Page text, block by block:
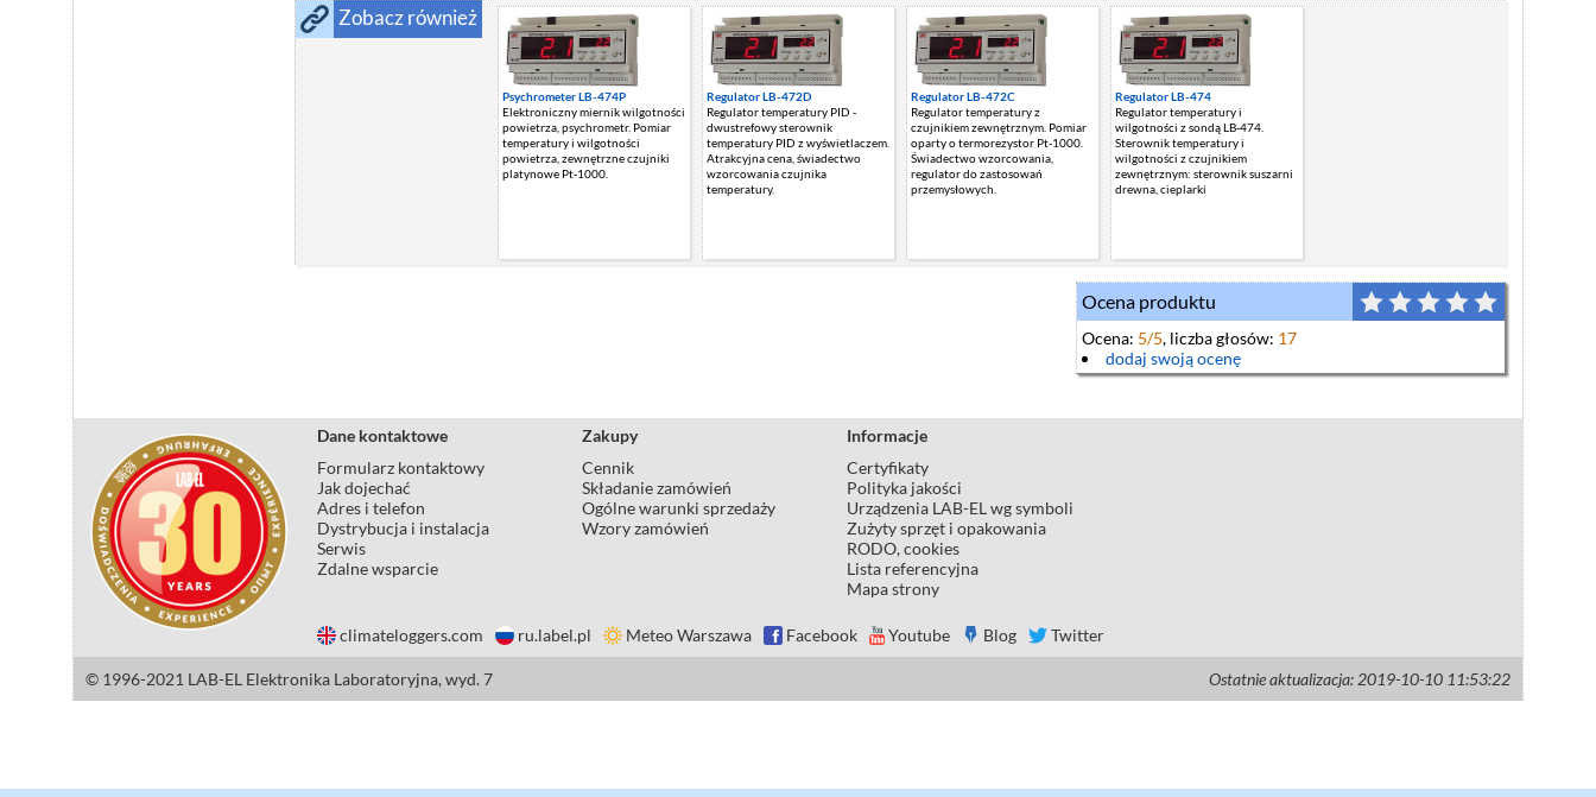
Zobacz również
Psychrometer LB-474P
Elektroniczny miernik wilgotności
powietrza, psychrometr. Pomiar
temperatury i wilgotności
powietrza, zewnętrzne czujniki
platynowe Pt-1000.
Regulator LB-472D
Regulator temperatury PID -
dwustrefowy sterownik
temperatury PID z wyświetlaczem.
Atrakcyjna cena, świadectwo
wzorcowania czujnika
temperatury.
Regulator LB-472C
Regulator temperatury z
czujnikiem zewnętrznym. Pomiar
oparty o termorezystor Pt-1000.
Świadectwo wzorcowania,
regulator do zastosowań
przemysłowych.
Regulator LB-474
Regulator temperatury i
wilgotności z sondą LB-474.
Sterownik temperatury i
wilgotności z czujnikiem
zewnętrznym: sterownik suszarni
drewna, cieplarki
Ocena produktu
Ocena: 5/5, liczba głosów: 17
dodaj swoją ocenę
Dane kontaktowe
Formularz kontaktowy
Jak dojechać
Adres i telefon
Dystrybucja i instalacja
Serwis
Zdalne wsparcie
Zakupy
Cennik
Składanie zamówień
Ogólne warunki sprzedaży
Wzory zamówień
Informacje
Certyfikaty
Polityka jakości
Urządzenia LAB-EL wg symboli
Zużyty sprzęt i opakowania
RODO, cookies
Lista referencyjna
Mapa strony
climateloggers.com ru.label.pl Meteo Warszawa Facebook Youtube Blog Twitter
© 1996-2021 LAB-EL Elektronika Laboratoryjna, wyd. 7 Ostatnie aktualizacja: 2019-10-10 11:53:22